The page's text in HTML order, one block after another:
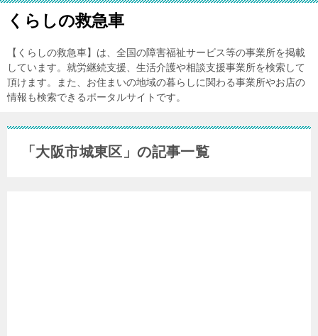
くらしの救急車
【くらしの救急車】は、全国の障害福祉サービス等の事業所を掲載
しています。就労継続支援、生活介護や相談支援事業所を検索して
頂けます。また、お住まいの地域の暮らしに関わる事業所やお店の
情報も検索できるポータルサイトです。
「大阪市城東区」の記事一覧